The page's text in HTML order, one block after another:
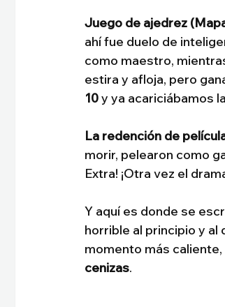
Juego de ajedrez
ahí fue duelo de
como maestro,
estira y afloja, pero
10 y ya acariciábamos
La redención de
morir, pelearon como
Extra! ¡Otra vez el
Y aquí es donde se
horrible al principio y
momento más
cenizas.